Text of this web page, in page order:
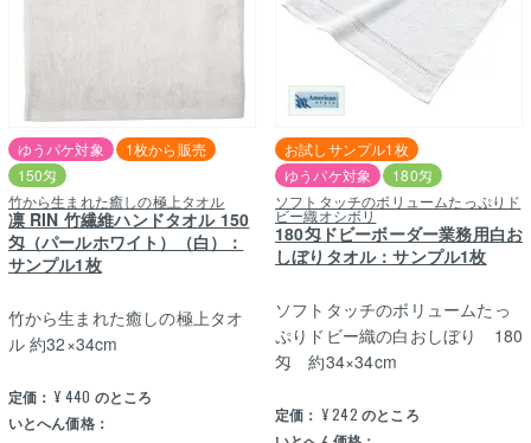
竹から生まれた癒しの極上タオル
凛 RIN 竹繊維ハンドタオル 150
匁（パールホワイト）（白）：
サンプル1枚
ゆうパケ対象
1枚から販売
150匁
定価： ¥ 440 のところ
いとへん価格：
竹から生まれた癒しの極上タオ
ル 約32×34cm
ソフトタッチのボリュームたっぷりド
ビー織オシボリ
180匁ドビーボーダー業務用白お
しぼりタオル：サンプル1枚
お試しサンプル1枚
ゆうパケ対象
180匁
定価： ¥242 のところ
ソフトタッチのボリュームたっ
ぷりドビー織の白おしぼり 180
匁 約34×34cm